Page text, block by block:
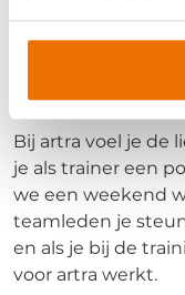
altijd plezier, en
Hard werken,
Bij artra voel je de
je als trainer een
we een weekend
teamleden je
en als je bij de
voor artra werkt.